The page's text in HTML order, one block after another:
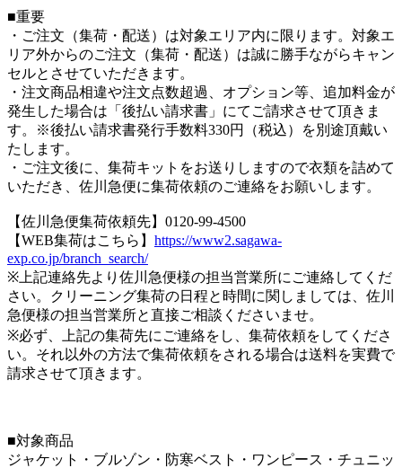
■重要
・ご注文（集荷・配送）は対象エリア内に限ります。対象エ
リア外からのご注文（集荷・配送）は誠に勝手ながらキャン
セルとさせていただきます。
・注文商品相違や注文点数超過、オプション等、追加料金が
発生した場合は「後払い請求書」にてご請求させて頂きま
す。※後払い請求書発行手数料330円（税込）を別途頂戴い
たします。
・ご注文後に、集荷キットをお送りしますので衣類を詰めて
いただき、佐川急便に集荷依頼のご連絡をお願いします。
【佐川急便集荷依頼先】0120-99-4500
【WEB集荷はこちら】 https://www2.sagawa-
exp.co.jp/branch_search/
※上記連絡先より佐川急便様の担当営業所にご連絡してくだ
さい。クリーニング集荷の日程と時間に関しましては、佐川
急便様の担当営業所と直接ご相談くださいませ。
※必ず、上記の集荷先にご連絡をし、集荷依頼をしてくださ
い。それ以外の方法で集荷依頼をされる場合は送料を実費で
請求させて頂きます。
■対象商品
ジャケット・ブルゾン・防寒ベスト・ワンピース・チュニッ